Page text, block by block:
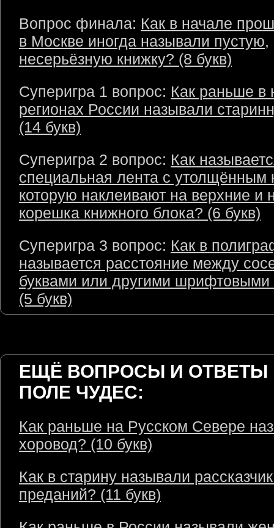
Вопрос финала: Как в начале
в Москве иногда называли пустую,
несерьёзную книжку? (8 букв)
Суперигра 1 вопрос: Как раньше в
регионах России называли
(14 букв)
Суперигра 2 вопрос: Как
специальная лента с утолщённым
которую наклеивают на верхние и
корешка книжного блока? (6 букв)
Суперигра 3 вопрос: Как в
называется расстояние между
буквами или другими шрифтовыми
(5 букв)
ЕЩЁ ВОПРОСЫ И ОТВЕТЫ
ПОЛЕ ЧУДЕС:
Как раньше на Русском Севере
хоровод? (10 букв)
Как в старину называли
преданий? (11 букв)